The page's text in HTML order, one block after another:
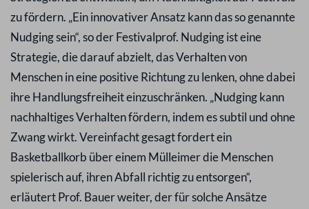
zu fördern. „Ein innovativer Ansatz kann das so genannte
Nudging sein“, so der Festivalprof. Nudging ist eine
Strategie, die darauf abzielt, das Verhalten von
Menschen in eine positive Richtung zu lenken, ohne dabei
ihre Handlungsfreiheit einzuschränken. „Nudging kann
nachhaltiges Verhalten fördern, indem es subtil und ohne
Zwang wirkt. Vereinfacht gesagt fordert ein
Basketballkorb über einem Mülleimer die Menschen
spielerisch auf, ihren Abfall richtig zu entsorgen“,
erläutert Prof. Bauer weiter, der für solche Ansätze